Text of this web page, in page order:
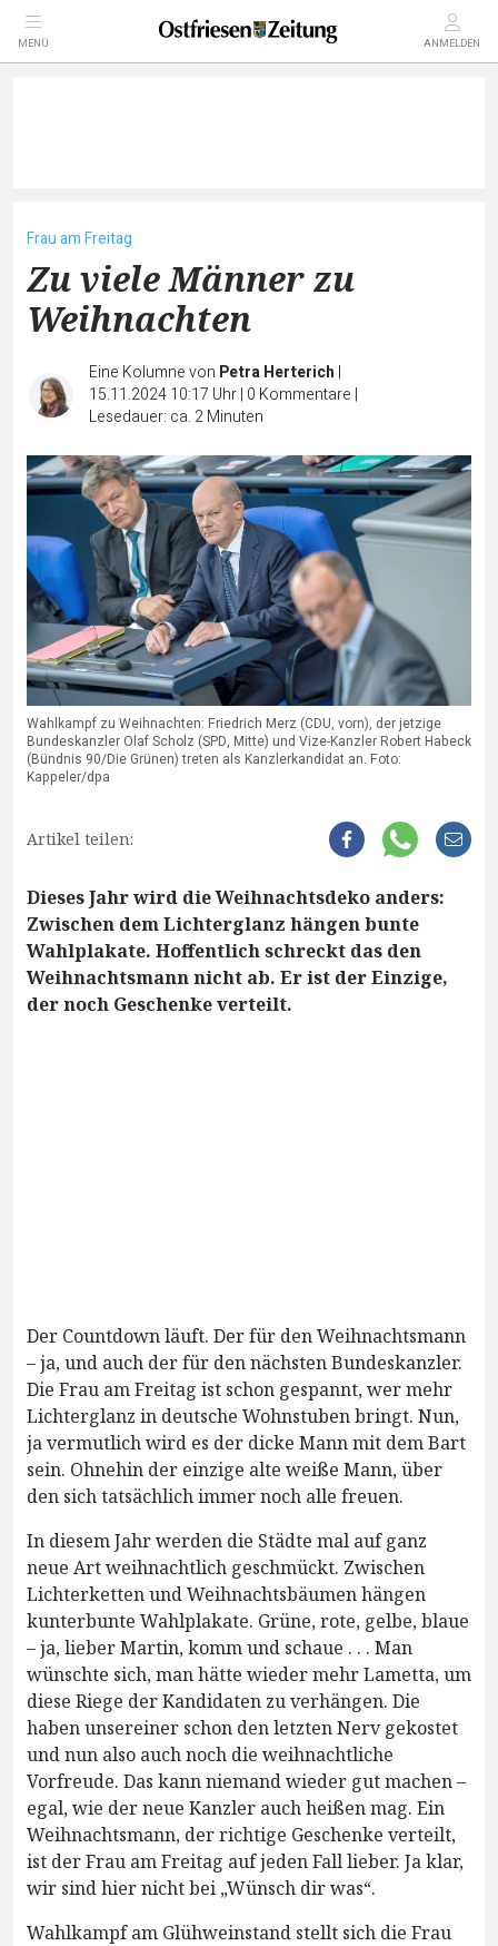
MENÜ ANMELDEN
Frau am Freitag
Zu viele Männer zu
Weihnachten
Eine Kolumne von Petra Herterich |
15.11.2024 10:17 Uhr| 0 Kommentare |
Lesedauer: ca. 2 Minuten
Wahlkampf zu Weihnachten: Friedrich Merz (CDU, vorn), der jetzige
Bundeskanzler Olaf Scholz (SPD, Mitte) und Vize-Kanzler Robert Habeck
(Bündnis 90/Die Grünen) treten als Kanzlerkandidat an. Foto:
Kappeler/dpa
Artikel teilen:
Dieses Jahr wird die Weihnachtsdeko anders:
Zwischen dem Lichterglanz hängen bunte
Wahlplakate. Hoffentlich schreckt das den
Weihnachtsmann nicht ab. Er ist der Einzige,
der noch Geschenke verteilt.
Der Countdown läuft. Der für den Weihnachtsmann
– ja, und auch der für den nächsten Bundeskanzler.
Die Frau am Freitag ist schon gespannt, wer mehr
Lichterglanz in deutsche Wohnstuben bringt. Nun,
ja vermutlich wird es der dicke Mann mit dem Bart
sein. Ohnehin der einzige alte weiße Mann, über
den sich tatsächlich immer noch alle freuen.
In diesem Jahr werden die Städte mal auf ganz
neue Art weihnachtlich geschmückt. Zwischen
Lichterketten und Weihnachtsbäumen hängen
kunterbunte Wahlplakate. Grüne, rote, gelbe, blaue
– ja, lieber Martin, komm und schaue . . . Man
wünschte sich, man hätte wieder mehr Lametta, um
diese Riege der Kandidaten zu verhängen. Die
haben unsereiner schon den letzten Nerv gekostet
und nun also auch noch die weihnachtliche
Vorfreude. Das kann niemand wieder gut machen –
egal, wie der neue Kanzler auch heißen mag. Ein
Weihnachtsmann, der richtige Geschenke verteilt,
ist der Frau am Freitag auf jeden Fall lieber. Ja klar,
wir sind hier nicht bei „Wünsch dir was“.
Wahlkampf am Glühweinstand stellt sich die Frau